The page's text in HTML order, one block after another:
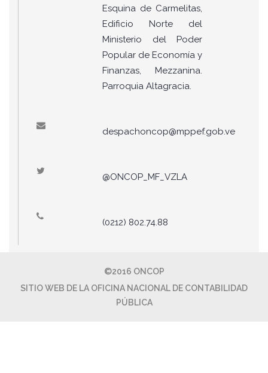
Esquina de Carmelitas,
Edificio Norte del
Ministerio del Poder
Popular de Economía y
Finanzas, Mezzanina.
Parroquia Altagracia.
despachoncop@mppef.gob.ve
@ONCOP_MF_VZLA
(0212) 802.74.88
©2016 ONCOP
SITIO WEB DE LA OFICINA NACIONAL DE CONTABILIDAD
PÚBLICA